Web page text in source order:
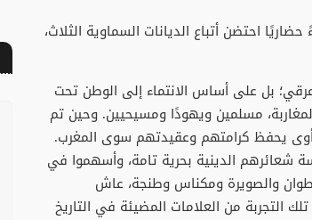
احتضن أتباع الديانات السماوية الثلاث،
بل على أساس الانتماء إلى الوطن تحت
مسلمين ويهودًا ومسيحيين. وحين تم
يحفظ كرامتهم وعقيدتهم سوى المغرب.
شعائرهم الدينية بحرية تامة، وأسهموا في
والصويرة ومكناس وطنجة، عاش
التجربة من العلامات المضيئة في التاريخ